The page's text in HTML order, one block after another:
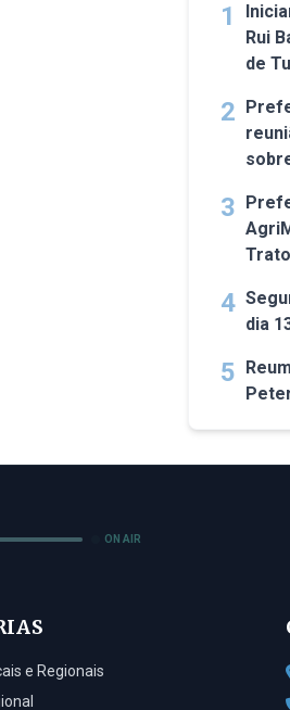
1
Rui
de
2
3
4
dia
5
ON AIR
e Regionais